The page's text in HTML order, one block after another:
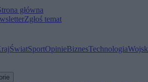
główna
Zgłoś temat
ŚwiatSportOpinieBiznesTechnologia